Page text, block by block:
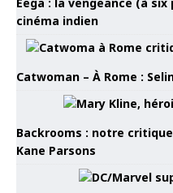
cinéma indien
Catwoman – À Rome :
Backrooms : notre
Kane Parsons